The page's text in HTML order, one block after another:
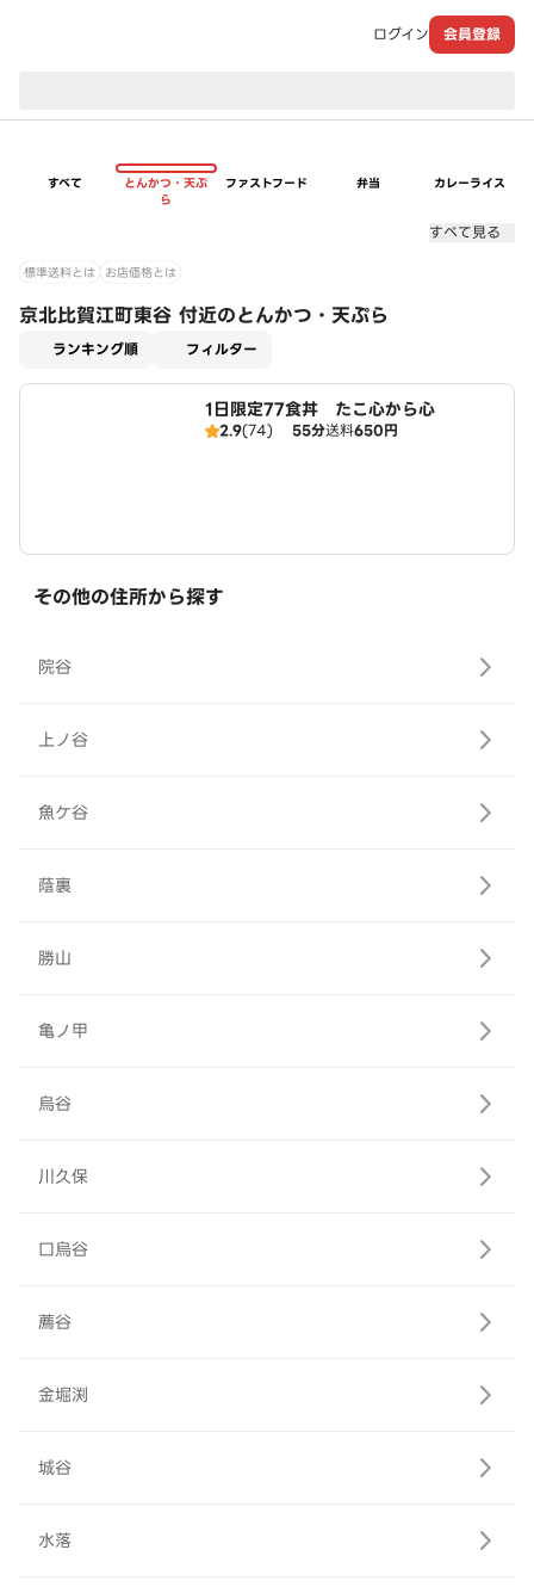
ログイン 会員登録
すべて
とんかつ・天ぷ
ら
ファストフード 弁当 カレーライス
すべて見る
標準送料とは お店価格とは
京北比賀江町東谷 付近のとんかつ・天ぷら
ランキング順 フィルター
1日限定77食丼 たこ心から心
2.9(74) 55分送料650円
その他の住所から探す
院谷
上ノ谷
魚ケ谷
蔭裏
勝山
亀ノ甲
烏谷
川久保
口烏谷
薦谷
金堀渕
城谷
水落